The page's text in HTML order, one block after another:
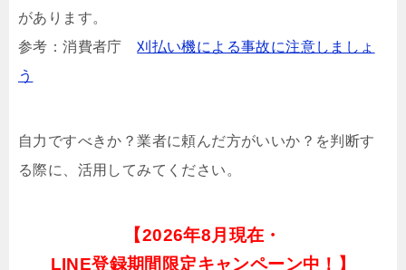
があります。
参考：消費者庁刈払い機による事故に注意しましょ
う
自力ですべきか？業者に頼んだ方がいいか？を判断す
る際に、活用してみてください。
【2026年8月現在・
LINE登録期間限定キャンペーン中！】